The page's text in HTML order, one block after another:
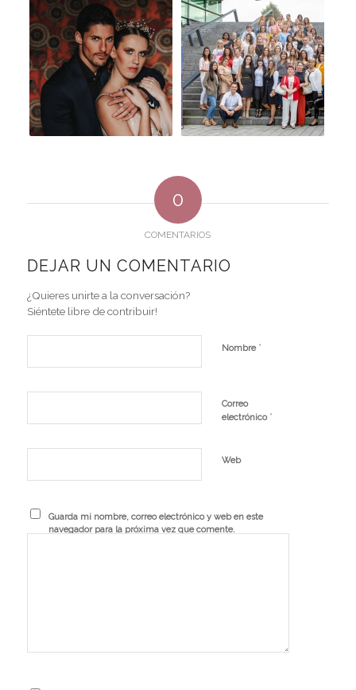
0
COMENTARIOS
DEJAR UN COMENTARIO
¿Quieres unirte a la conversación?
Siéntete libre de contribuir!
Nombre *
Correo
electrónico *
Web
Guarda mi nombre, correo electrónico y web en este
navegador para la próxima vez que comente.